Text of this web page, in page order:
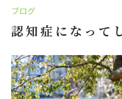
ブログ
認知症になって